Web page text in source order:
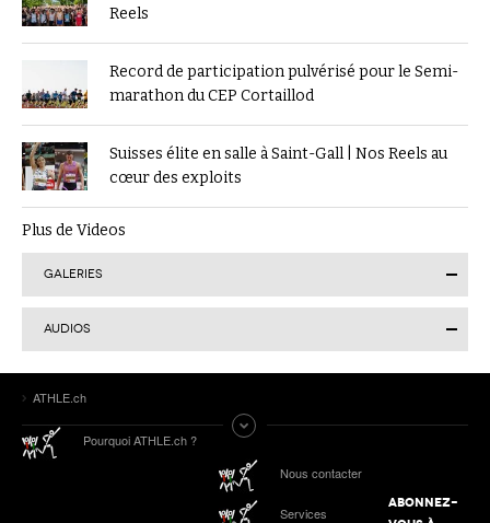
Reels
Record de participation pulvérisé pour le Semi-
marathon du CEP Cortaillod
Suisses élite en salle à Saint-Gall | Nos Reels au
cœur des exploits
Plus de Videos
GALERIES
ATHLE.ch aux Mondiaux indoor 2025 à Nanjing :
tous les liens de notre suivi spécial
AUDIOS
Tokyo 2025 | Le Podcast d’ATHLE.ch | Jour 9 :
Werro 6e de sa 1ère finale mondiale en plein air
Podcast n°4 : Grand Slam Track, grande
ATHLE.ch
Pourquoi ATHLE.ch ?
Nous contacter
Services
ABONNEZ-